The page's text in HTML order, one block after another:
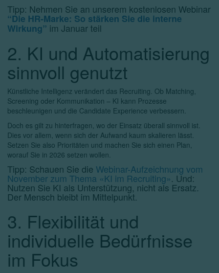
Tipp: Nehmen Sie an unserem kostenlosen Webinar
“Die HR-Marke: So stärken Sie die interne
Wirkung” im Januar teil
2. KI und Automatisierung
sinnvoll genutzt
Künstliche Intelligenz verändert das Recruiting. Ob Matching,
Screening oder Kommunikation – KI kann Prozesse
beschleunigen und die Candidate Experience verbessern.
Doch es gilt zu hinterfragen, wo der Einsatz überall sinnvoll ist.
Dies vor allem, wenn sich der Aufwand kaum skalieren lässt.
Setzen Sie also Prioritäten und machen Sie sich einen Plan,
worauf Sie in 2026 setzen wollen.
Tipp: Schauen Sie die Webinar-Aufzeichnung vom
November zum Thema «KI im Recruiting». Und:
Nutzen Sie KI als Unterstützung, nicht als Ersatz.
Der Mensch bleibt im Mittelpunkt.
3. Flexibilität und
individuelle Bedürfnisse
im Fokus